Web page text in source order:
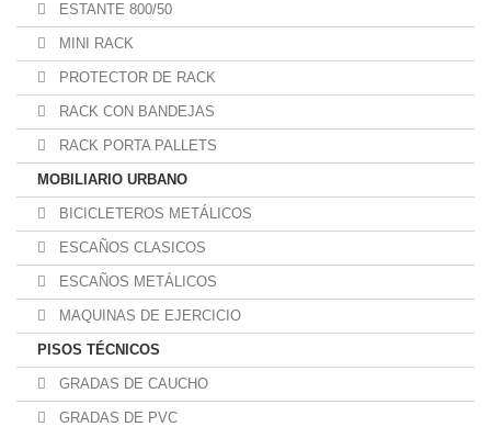
ESTANTE 800/50
MINI RACK
PROTECTOR DE RACK
RACK CON BANDEJAS
RACK PORTA PALLETS
MOBILIARIO URBANO
BICICLETEROS METÁLICOS
ESCAÑOS CLASICOS
ESCAÑOS METÁLICOS
MAQUINAS DE EJERCICIO
PISOS TÉCNICOS
GRADAS DE CAUCHO
GRADAS DE PVC